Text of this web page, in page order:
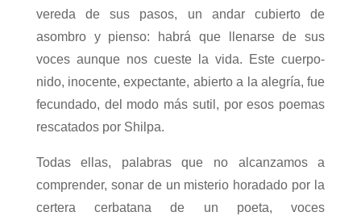
vereda de sus pasos, un andar cubierto de
asombro y pienso: habrá que llenarse de sus
voces aunque nos cueste la vida. Este cuerpo-
nido, inocente, expectante, abierto a la alegría, fue
fecundado, del modo más sutil, por esos poemas
rescatados por Shilpa.
Todas ellas, palabras que no alcanzamos a
comprender, sonar de un misterio horadado por la
certera cerbatana de un poeta, voces